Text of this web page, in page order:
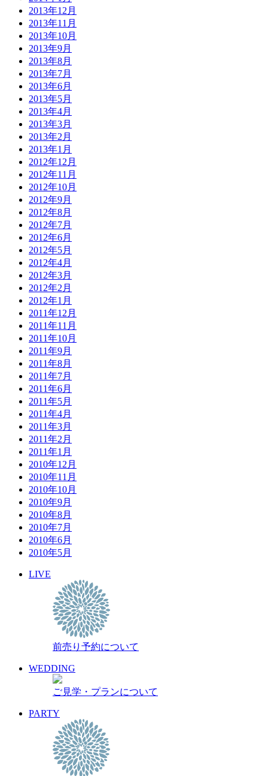
2013年12月
2013年11月
2013年10月
2013年9月
2013年8月
2013年7月
2013年6月
2013年5月
2013年4月
2013年3月
2013年2月
2013年1月
2012年12月
2012年11月
2012年10月
2012年9月
2012年8月
2012年7月
2012年6月
2012年5月
2012年4月
2012年3月
2012年2月
2012年1月
2011年12月
2011年11月
2011年10月
2011年9月
2011年8月
2011年7月
2011年6月
2011年5月
2011年4月
2011年3月
2011年2月
2011年1月
2010年12月
2010年11月
2010年10月
2010年9月
2010年8月
2010年7月
2010年6月
2010年5月
LIVE
前売り予約について
WEDDING
ご見学・プランについて
PARTY